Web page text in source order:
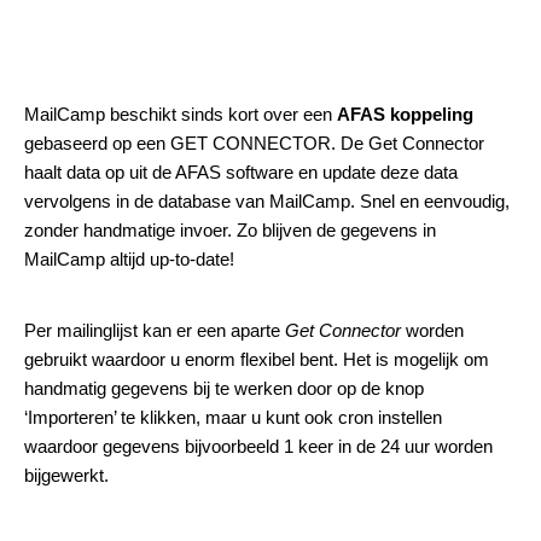
MailCamp beschikt sinds kort over een AFAS koppeling
gebaseerd op een GET CONNECTOR. De Get Connector
haalt data op uit de AFAS software en update deze data
vervolgens in de database van MailCamp. Snel en eenvoudig,
zonder handmatige invoer. Zo blijven de gegevens in
MailCamp altijd up-to-date!
Per mailinglijst kan er een aparte Get Connectorworden
gebruikt waardoor u enorm flexibel bent. Het is mogelijk om
handmatig gegevens bij te werken door op de knop
‘Importeren’ te klikken, maar u kunt ook cron instellen
waardoor gegevens bijvoorbeeld 1 keer in de 24 uur worden
bijgewerkt.